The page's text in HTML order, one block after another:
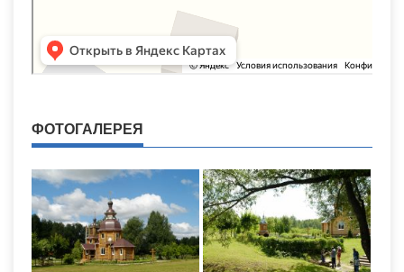
ФОТОГАЛЕРЕЯ